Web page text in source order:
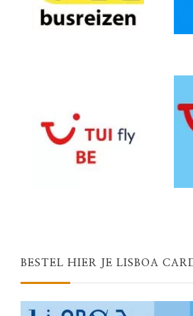
BESTEL HIER JE LISBOA